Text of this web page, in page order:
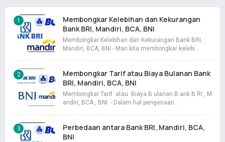
Membongkar Kelebihan dan Kekurangan
Bank BRI, Mandiri, BCA, BNI
Membongkar Kelebihan dan Kekurangan Bank BRI,
Mandiri, BCA, BNI - Mari kita membongkar kelebi…
Membongkar Tarif atau Biaya Bulanan Bank
BRI, Mandiri, BCA, BNI
Membongkar Tarif atau Biaya B ulanan B ank B RI , M
andiri, BCA , BNI - Dalam hal pengenaan…
Perbedaan antara Bank BRI, Mandiri, BCA,
BNI